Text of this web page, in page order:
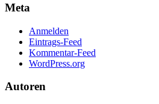
Meta
Anmelden
Eintrags-Feed
Kommentar-Feed
WordPress.org
Autoren